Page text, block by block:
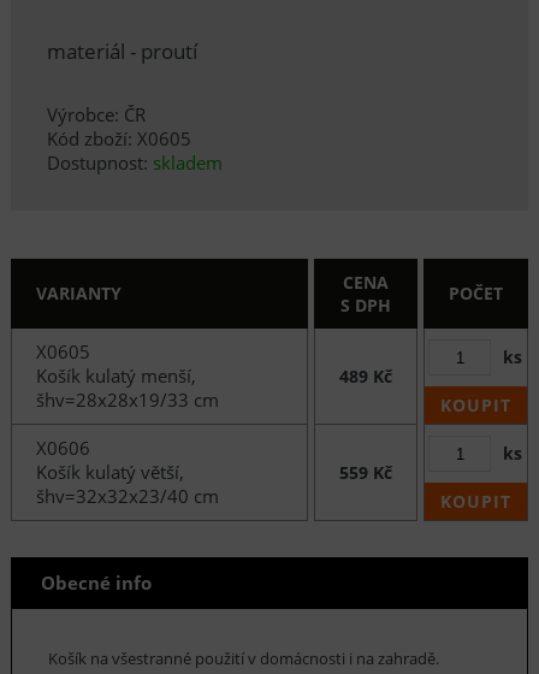
materiál - proutí
Výrobce: ČR
Kód zboží: X0605
Dostupnost: skladem
VARIANTY
CENA
S DPH
POČET
X0605
Košík kulatý menší,
šhv=28x28x19/33 cm
489 Kč
ks
KOUPIT
X0606
Košík kulatý větší,
šhv=32x32x23/40 cm
559 Kč
ks
KOUPIT
Obecné info
Košík na všestranné použití v domácnosti i na zahradě.